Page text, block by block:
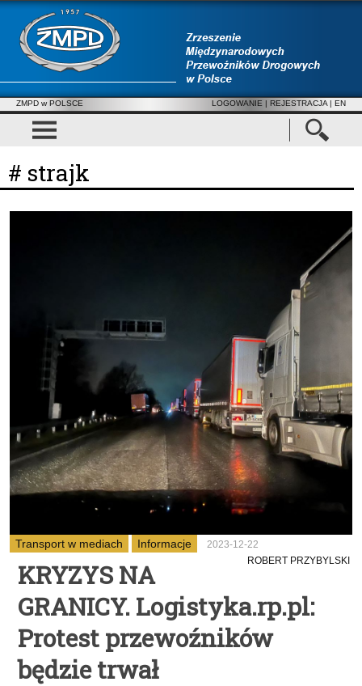
ZMPD w POLSCE LOGOWANIE | REJESTRACJA | EN
# strajk
Transport w mediach Informacje
2023-12-22
ROBERT PRZYBYLSKI
KRYZYS NA
GRANICY. Logistyka.rp.pl:
Protest przewoźników
będzie trwał